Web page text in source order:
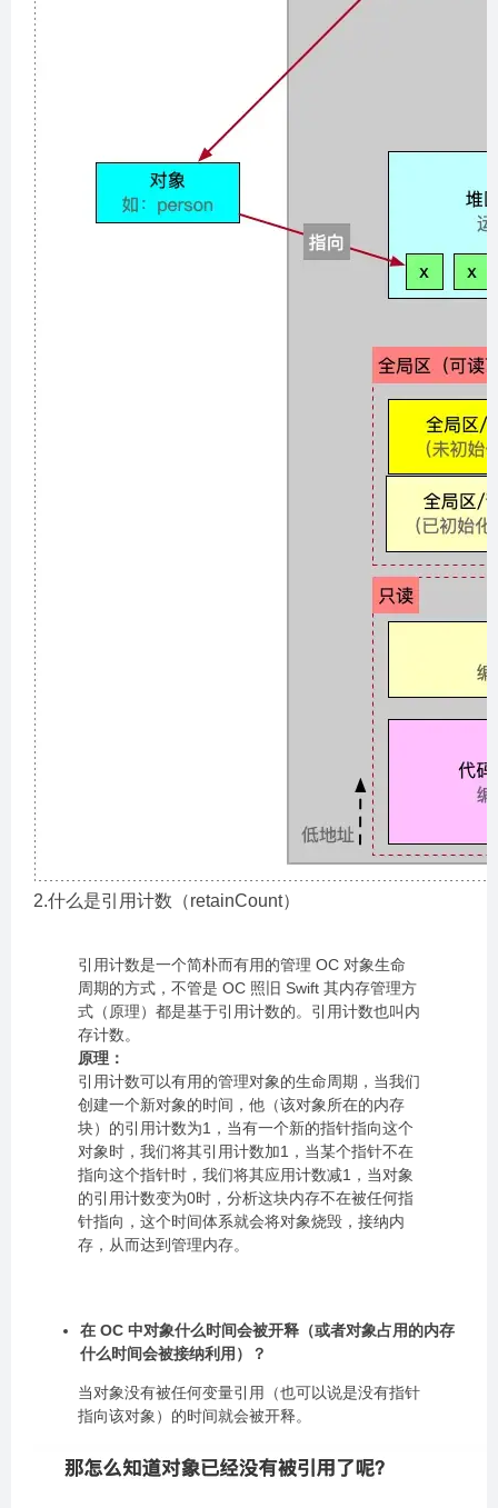
2.什么是引用计数（retainCount）
引用计数是一个简朴而有用的管理 OC 对象生命
周期的方式，不管是 OC 照旧 Swift 其内存管理方
式（原理）都是基于引用计数的。引用计数也叫内
存计数。
原理：
引用计数可以有用的管理对象的生命周期，当我们
创建一个新对象的时间，他（该对象所在的内存
块）的引用计数为1，当有一个新的指针指向这个
对象时，我们将其引用计数加1，当某个指针不在
指向这个指针时，我们将其应用计数减1，当对象
的引用计数变为0时，分析这块内存不在被任何指
针指向，这个时间体系就会将对象烧毁，接纳内
存，从而达到管理内存。
在 OC 中对象什么时间会被开释（或者对象占用的内存
什么时间会被接纳利用）？
当对象没有被任何变量引用（也可以说是没有指针
指向该对象）的时间就会被开释。